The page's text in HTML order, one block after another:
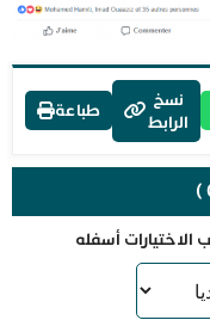
نسخ
الرابط
طباعة
أسفله